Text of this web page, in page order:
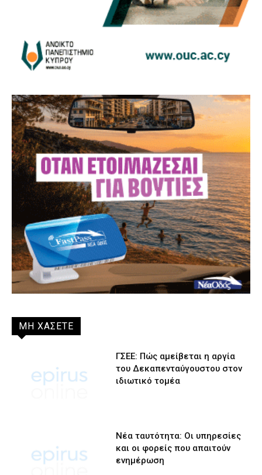
ΜΗ ΧΑΣΕΤΕ
ΓΣΕΕ: Πώς αμείβεται η αργία
του Δεκαπενταύγουστου στον
ιδιωτικό τομέα
Νέα ταυτότητα: Οι υπηρεσίες
και οι φορείς που απαιτούν
ενημέρωση